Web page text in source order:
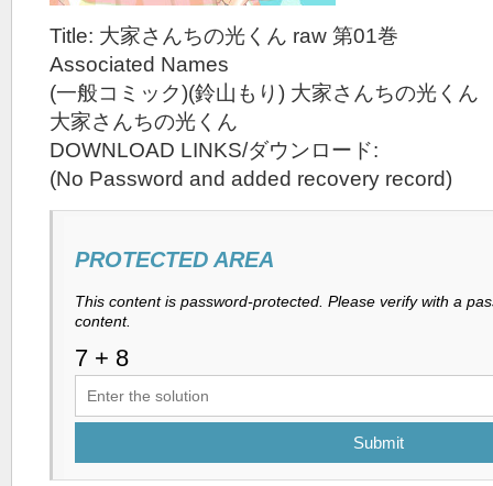
Title: 大家さんちの光くん raw 第01巻
Associated Names
(一般コミック)(鈴山もり) 大家さんちの光くん
大家さんちの光くん
DOWNLOAD LINKS/ダウンロード:
(No Password and added recovery record)
PROTECTED AREA
This content is password-protected. Please verify with a
content.
Submit